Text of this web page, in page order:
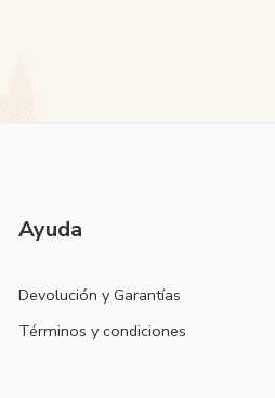
Ayuda
Devolución y Garantías
Términos y condiciones